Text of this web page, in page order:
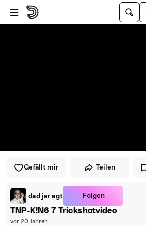
Zum Player springen
Zum Hauptinhalt springen
Gefällt mir Teilen
dad jer egt Folgen
TNP-K!N6 7 Trickshotvideo
vor 20 Jahren